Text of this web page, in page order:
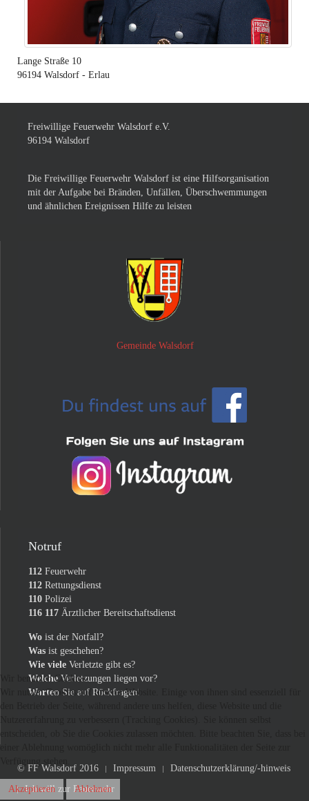
Lange Straße 10
96194 Walsdorf - Erlau
Freiwillige Feuerwehr Walsdorf e.V.
96194 Walsdorf
Die Freiwillige Feuerwehr Walsdorf ist eine Hilfsorganisation
mit der Aufgabe bei Bränden, Unfällen, Überschwemmungen
und ähnlichen Ereignissen Hilfe zu leisten
Gemeinde Walsdorf
Notruf
112 Feuerwehr
112 Rettungsdienst
110 Polizei
116 117 Ärztlicher Bereitschaftsdienst
Wo ist der Notfall?
Was ist geschehen?
Wie viele Verletzte gibt es?
Welche Verletzungen liegen vor?
Warten Sie auf Rückfragen!
© FF Walsdorf 2016 Impressum
Datenschutzerklärung/-hinweis
Ich will zur Feuerwehr
Wir benutzen Cookies
Wir nutzen Cookies auf unserer Website. Einige von ihnen sind essenziell für
einer Ablehnung womöglich nicht mehr alle Funktionalitäten der Seite zur
Akzeptieren Ablehnen